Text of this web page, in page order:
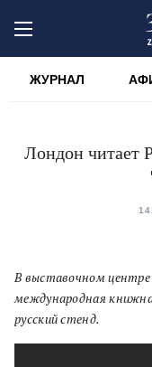
ЖУРНАЛ
Лондон читает
В выставочном
международная
русский стенд.